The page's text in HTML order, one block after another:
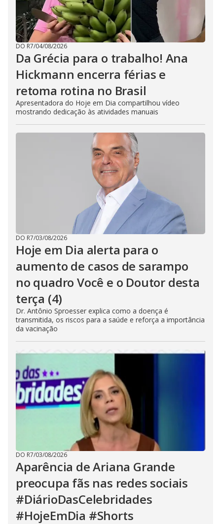
DO R7/04/08/2026
Da Grécia para o trabalho! Ana
Hickmann encerra férias e
retoma rotina no Brasil
Apresentadora do Hoje em Dia compartilhou vídeo
mostrando dedicação às atividades manuais
DO R7/03/08/2026
Hoje em Dia alerta para o
aumento de casos de sarampo
no quadro Você e o Doutor desta
terça (4)
Dr. Antônio Sproesser explica como a doença é
transmitida, os riscos para a saúde e reforça a importância
da vacinação
DO R7/03/08/2026
Aparência de Ariana Grande
preocupa fãs nas redes sociais
#DiárioDasCelebridades
#HojeEmDia #Shorts